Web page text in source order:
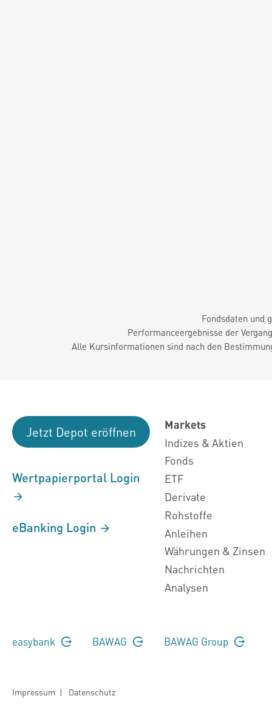
Fondsdaten und
Performanceergebnisse der
Alle Kursinformationen sind nach den
Jetzt Depot eröffnen
Wertpapierportal Login
eBanking Login
Markets
Indizes & Aktien
Fonds
ETF
Derivate
Rohstoffe
Anleihen
Währungen & Zinsen
Nachrichten
Analysen
easybank BAWAG BAWAG Group
Impressum | Datenschutz